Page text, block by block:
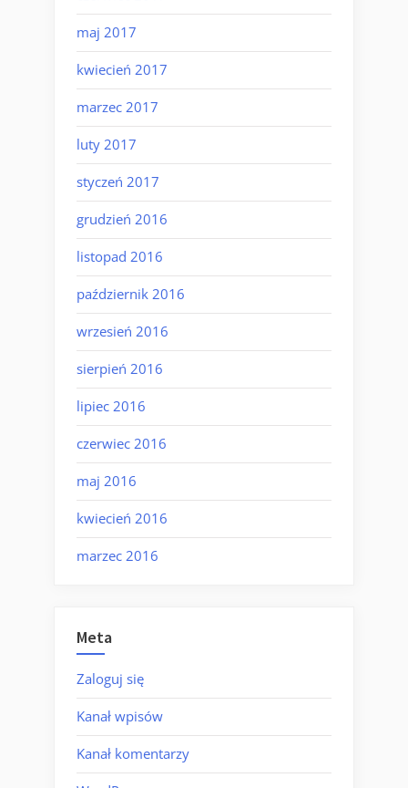
maj 2017
kwiecień 2017
marzec 2017
luty 2017
styczeń 2017
grudzień 2016
listopad 2016
październik 2016
wrzesień 2016
sierpień 2016
lipiec 2016
czerwiec 2016
maj 2016
kwiecień 2016
marzec 2016
Meta
Zaloguj się
Kanał wpisów
Kanał komentarzy